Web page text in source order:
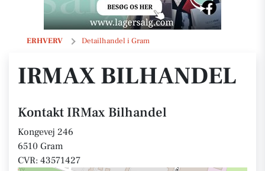
ERHVERV Detailhandel i Gram
IRMax Bilhandel
IRMAX BILHANDEL
Kontakt IRMax Bilhandel
Kongevej 246
6510 Gram
CVR: 43571427